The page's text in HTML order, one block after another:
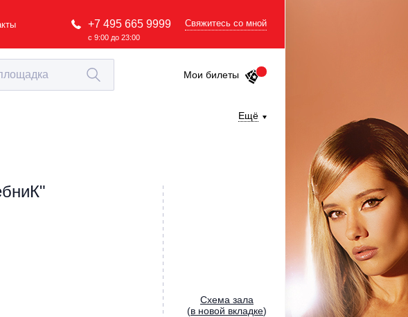
+7 495 665 9999
с 9:00 до 23:00
Свяжитесь со мной
Мои билеты
Ещё
Cхема зала
(в новой вкладке)